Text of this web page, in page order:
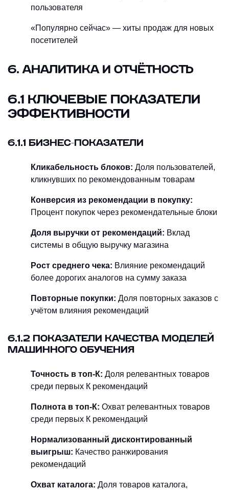
пользователя
«Популярно сейчас» — хиты продаж для новых
посетителей
6. АНАЛИТИКА И ОТЧЁТНОСТЬ
6.1 КЛЮЧЕВЫЕ ПОКАЗАТЕЛИ
ЭФФЕКТИВНОСТИ
6.1.1 БИЗНЕС-ПОКАЗАТЕЛИ
Кликабельность блоков: Доля пользователей,
кликнувших по рекомендованным товарам
Конверсия из рекомендации в покупку:
Процент покупок через рекомендательные блоки
Доля выручки от рекомендаций: Вклад
системы в общую выручку магазина
Рост среднего чека: Влияние рекомендаций
более дорогих аналогов на сумму заказа
Повторные покупки: Доля повторных заказов с
учётом влияния рекомендаций
6.1.2 ПОКАЗАТЕЛИ КАЧЕСТВА МОДЕЛЕЙ
МАШИННОГО ОБУЧЕНИЯ
Точность в топ-К: Доля релевантных товаров
среди первых К рекомендаций
Полнота в топ-К: Охват релевантных товаров
среди первых К рекомендаций
Нормализованный дисконтированный
выигрыш: Качество ранжирования
рекомендаций
Охват каталога: Доля товаров каталога,